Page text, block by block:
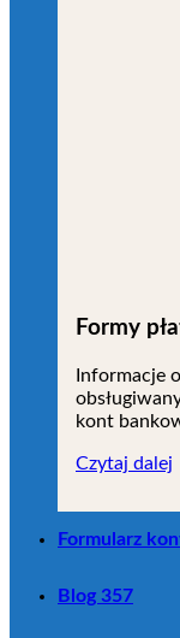
Formy
Informacje
kont
Czytaj dalej
Formularz
Blog 357